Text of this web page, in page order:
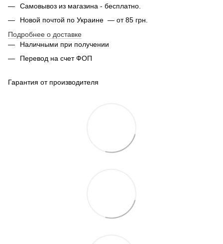
Самовывоз из магазина - бесплатно.
Новой почтой по Украине — от 85 грн.
Подробнее о доставке
Наличными при получении
Перевод на счет ФОП
Гарантия от производителя